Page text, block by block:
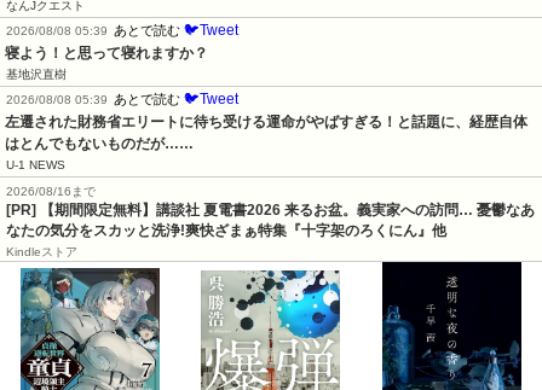
なんJクエスト
2026/08/08 05:39
あとで読む 🐦Tweet
寝よう！と思って寝れますか？
基地沢直樹
2026/08/08 05:39
あとで読む 🐦Tweet
左遷された財務省エリートに待ち受ける運命がやばすぎる！と話題に、経歴自体
はとんでもないものだが……
U-1 NEWS
2026/08/16まで
[PR] 【期間限定無料】講談社 夏電書2026 来るお盆。義実家への訪問… 憂鬱なあ
なたの気分をスカッと洗浄!爽快ざまぁ特集『十字架のろくにん』他
Kindleストア